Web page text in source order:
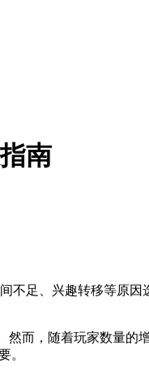
南
足、兴趣转移等原
而，随着玩家数量
。